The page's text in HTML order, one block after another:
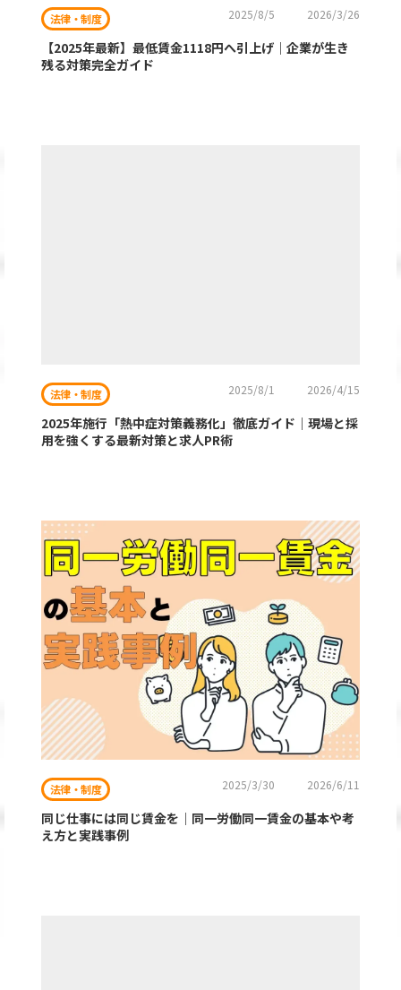
法律・制度 2025/8/5 2026/3/26
【2025年最新】最低賃金1118円へ引上げ｜企業が生き
残る対策完全ガイド
法律・制度 2025/8/1 2026/4/15
2025年施行「熱中症対策義務化」徹底ガイド｜現場と採
用を強くする最新対策と求人PR術
法律・制度 2025/3/30 2026/6/11
同じ仕事には同じ賃金を｜同一労働同一賃金の基本や考
え方と実践事例